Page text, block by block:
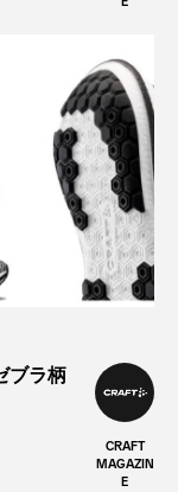
ブラ柄
CRAFT
MAGAZIN
E